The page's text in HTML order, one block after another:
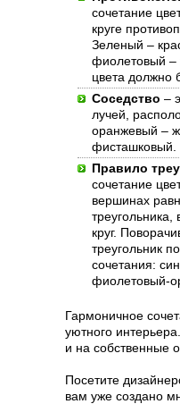
сочетание
круге
Зеленый –
фиолетовый –
цвета должно
Соседство –
лучей,
оранжевый –
фисташковый.
Правило
сочетание
вершинах
треугольника,
круг.
треугольник
сочетания:
фиолетовый-
Гармоничное
уютного
и на собственные
Посетите
вам уже создано